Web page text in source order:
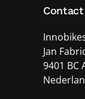
Contact
Jan
9401 BC